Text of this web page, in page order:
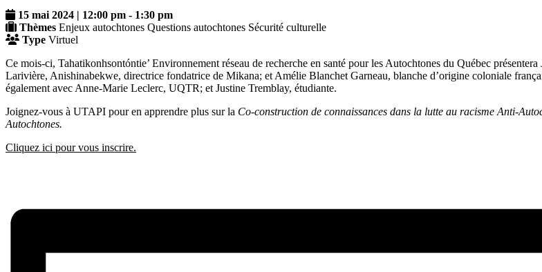
15 mai 2024 | 12:00 pm - 1:30 pm
Thèmes Enjeux autochtones Questions autochtones Sécurité culturelle
Type Virtuel
Ce mois-ci, Tahatikonhsontóntie’ Environnement réseau de recherche en santé pour les Autochtones du Québec
Larivière, Anishinabekwe, directrice fondatrice de Mikana; et Amélie Blanchet Garneau, blanche d’origine coloniale
également avec Anne-Marie Leclerc, UQTR; et Justine Tremblay, étudiante.
Joignez-vous à UTAPI pour en apprendre plus sur la Co-construction de connaissances dans la lutte au racisme Anti-
Autochtones.
Cliquez ici pour vous inscrire.